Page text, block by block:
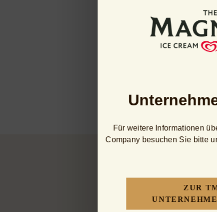
Für weitere Informationen
Company besuchen Sie bitte
ZUR
Magnum